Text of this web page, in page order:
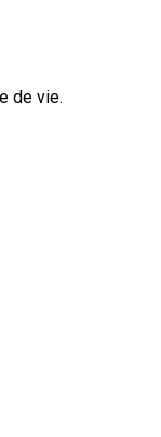
de vie.